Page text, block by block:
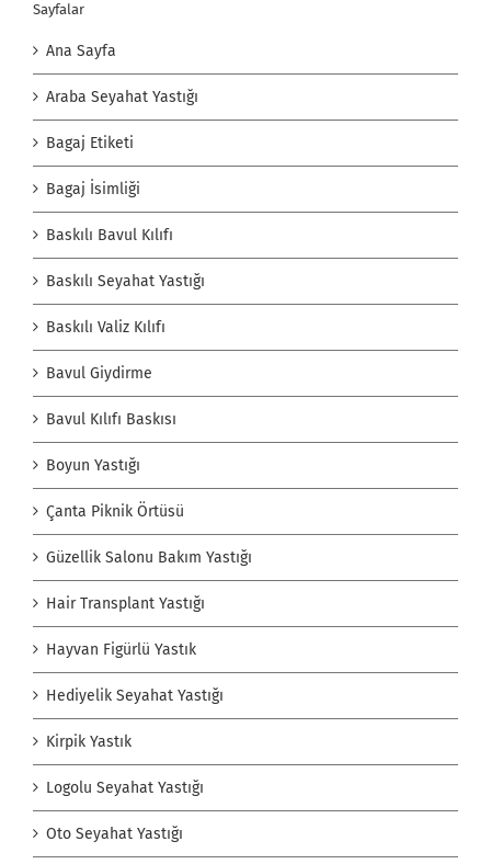
Sayfalar
Ana Sayfa
Araba Seyahat Yastığı
Bagaj Etiketi
Bagaj İsimliği
Baskılı Bavul Kılıfı
Baskılı Seyahat Yastığı
Baskılı Valiz Kılıfı
Bavul Giydirme
Bavul Kılıfı Baskısı
Boyun Yastığı
Çanta Piknik Örtüsü
Güzellik Salonu Bakım Yastığı
Hair Transplant Yastığı
Hayvan Figürlü Yastık
Hediyelik Seyahat Yastığı
Kirpik Yastık
Logolu Seyahat Yastığı
Oto Seyahat Yastığı